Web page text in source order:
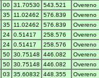
00 31.70530 543.521
Overeno
35 11.02462 576.839
Overeno
35 11.02462 576.839
Overeno
24 0.51417 258.576
Overeno
24 0.51417 258.576
Overeno
50 30.75148 446.082
Overeno
50 30.75148 446.082
Overeno
03 35.60832 448.355
Overeno